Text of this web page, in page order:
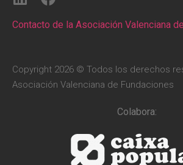
Contacto de la Asociación Valenciana
Copyright 2026 © Todos los derechos
Asociación Valenciana de Fundaciones
Colabora: